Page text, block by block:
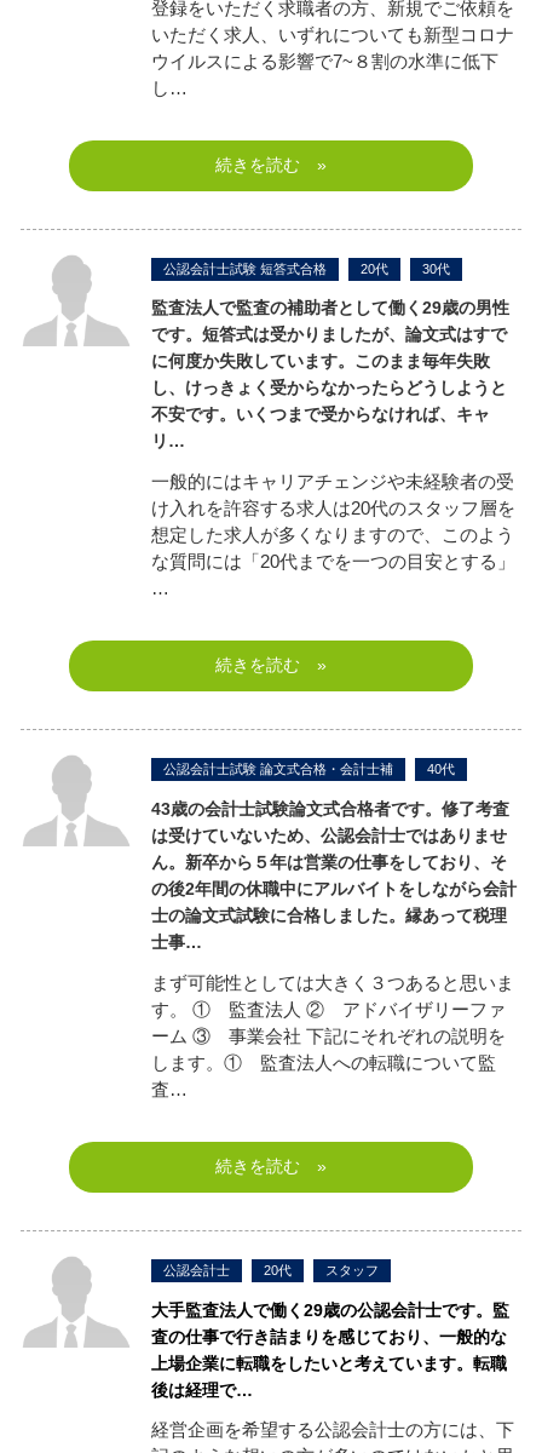
登録をいただく求職者の方、新規でご依頼を
いただく求人、いずれについても新型コロナ
ウイルスによる影響で7~８割の水準に低下
し…
続きを読む »
公認会計士試験 短答式合格 20代 30代
監査法人で監査の補助者として働く29歳の男性
です。短答式は受かりましたが、論文式はすで
に何度か失敗しています。このまま毎年失敗
し、けっきょく受からなかったらどうしようと
不安です。いくつまで受からなければ、キャ
リ…
一般的にはキャリアチェンジや未経験者の受
け入れを許容する求人は20代のスタッフ層を
想定した求人が多くなりますので、このよう
な質問には「20代までを一つの目安とする」
…
続きを読む »
公認会計士試験 論文式合格・会計士補 40代
43歳の会計士試験論文式合格者です。修了考査
は受けていないため、公認会計士ではありませ
ん。新卒から５年は営業の仕事をしており、そ
の後2年間の休職中にアルバイトをしながら会計
士の論文式試験に合格しました。縁あって税理
士事…
まず可能性としては大きく３つあると思いま
す。 ① 監査法人 ② アドバイザリーファ
ーム ③ 事業会社 下記にそれぞれの説明を
します。① 監査法人への転職について監
査…
続きを読む »
公認会計士 20代 スタッフ
大手監査法人で働く29歳の公認会計士です。監
査の仕事で行き詰まりを感じており、一般的な
上場企業に転職をしたいと考えています。 転職
後は経理で…
経営企画を希望する公認会計士の方には、下